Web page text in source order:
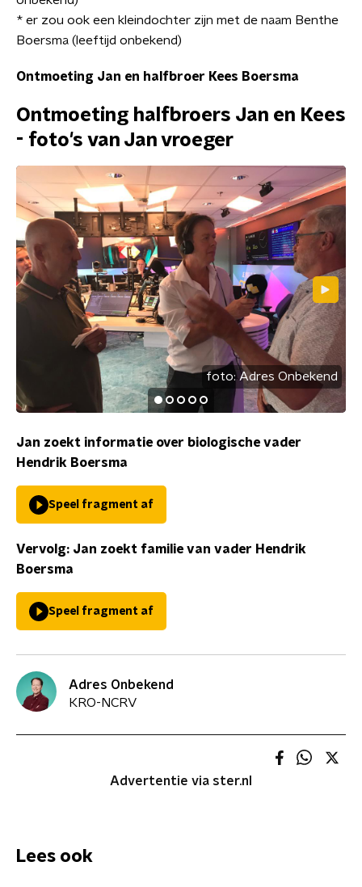
* er zou ook een kleindochter zijn met de naam Benthe
Boersma (leeftijd onbekend)
Ontmoeting Jan en halfbroer Kees Boersma
Ontmoeting halfbroers Jan en Kees
- foto's van Jan vroeger
foto: Adres Onbekend
Jan zoekt informatie over biologische vader
Hendrik Boersma
Speel fragment af
Vervolg: Jan zoekt familie van vader Hendrik
Boersma
Speel fragment af
Adres Onbekend
KRO-NCRV
Advertentie via ster.nl
Lees ook